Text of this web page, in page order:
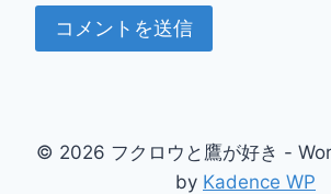
© 2026 フクロウと鷹が好き -
by Kadence WP